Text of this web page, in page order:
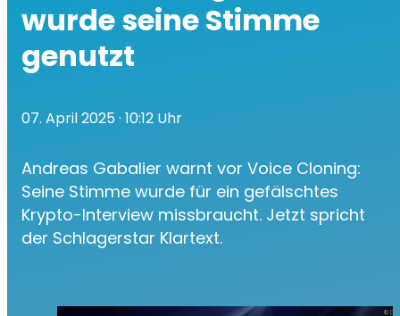
wurde seine Stimme
genutzt
07. April 2025 · 10:12 Uhr
Andreas Gabalier warnt vor Voice Cloning:
Seine Stimme wurde für ein gefälschtes
Krypto-Interview missbraucht. Jetzt spricht
der Schlagerstar Klartext.